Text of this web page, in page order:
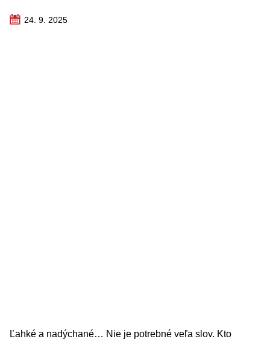
24. 9. 2025
Ľahké a nadýchané… Nie je potrebné veľa slov. Kto